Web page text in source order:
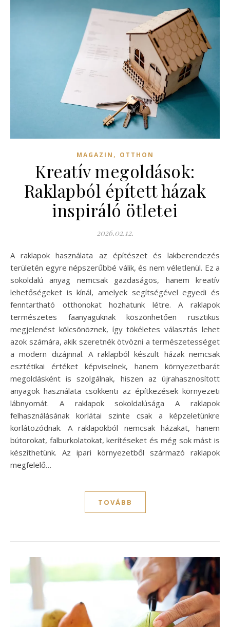
MAGAZIN , OTTHON
Kreatív megoldások:
Raklapból épített házak
inspiráló ötletei
2026.02.12.
A raklapok használata az építészet és lakberendezés
területén egyre népszerűbbé válik, és nem véletlenül. Ez a
sokoldalú anyag nemcsak gazdaságos, hanem kreatív
lehetőségeket is kínál, amelyek segítségével egyedi és
fenntartható otthonokat hozhatunk létre. A raklapok
természetes faanyaguknak köszönhetően rusztikus
megjelenést kölcsönöznek, így tökéletes választás lehet
azok számára, akik szeretnék ötvözni a természetességet
a modern dizájnnal. A raklapból készült házak nemcsak
esztétikai értéket képviselnek, hanem környezetbarát
megoldásként is szolgálnak, hiszen az újrahasznosított
anyagok használata csökkenti az építkezések környezeti
lábnyomát. A raklapok sokoldalúsága A raklapok
felhasználásának korlátai szinte csak a képzeletünkre
korlátozódnak. A raklapokból nemcsak házakat, hanem
bútorokat, falburkolatokat, kerítéseket és még sok mást is
készíthetünk. Az ipari környezetből származó raklapok
megfelelő…
TOVÁBB